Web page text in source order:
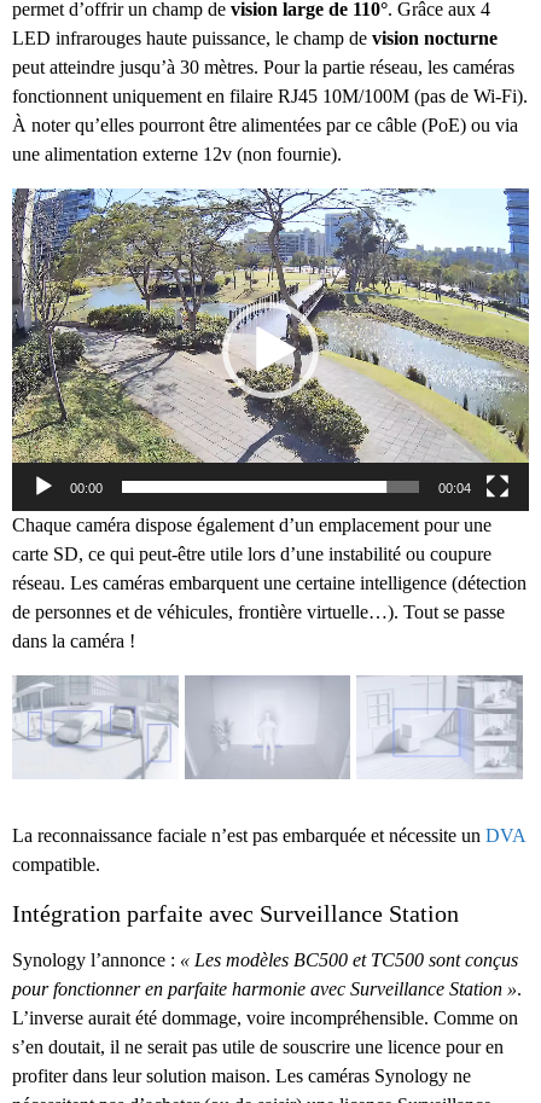
permet d’offrir un champ de vision large de 110°. Grâce aux 4
LED infrarouges haute puissance, le champ de vision nocturne
peut atteindre jusqu’à 30 mètres. Pour la partie réseau, les caméras
fonctionnent uniquement en filaire RJ45 10M/100M (pas de Wi-Fi).
À noter qu’elles pourront être alimentées par ce câble (PoE) ou via
une alimentation externe 12v (non fournie).
L
e
c
e
u
r
v
i
d
o
00:00 00:04
Chaque caméra dispose également d’un emplacement pour une
carte SD, ce qui peut-être utile lors d’une instabilité ou coupure
réseau. Les caméras embarquent une certaine intelligence (détection
de personnes et de véhicules, frontière virtuelle…). Tout se passe
dans la caméra !
La reconnaissance faciale n’est pas embarquée et nécessite un DVA
compatible.
Intégration parfaite avec Surveillance Station
Synology l’annonce : « Les modèles BC500 et TC500 sont conçus
pour fonctionner en parfaite harmonie avec Surveillance Station ».
L’inverse aurait été dommage, voire incompréhensible. Comme on
s’en doutait, il ne serait pas utile de souscrire une licence pour en
profiter dans leur solution maison. Les caméras Synology ne